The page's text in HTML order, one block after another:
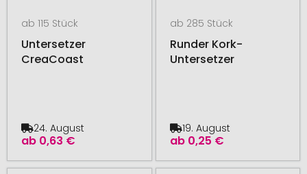
ab 115 Stück
Untersetzer
CreaCoast
ab 0,63 €
24. August
ab 285 Stück
Runder Kork-
Untersetzer
ab 0,25 €
19. August